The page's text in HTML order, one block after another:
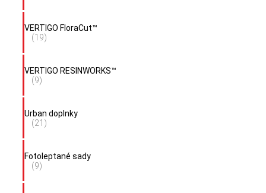
VERTIGO FloraCut™
(19)
VERTIGO RESINWORKS™
(9)
Urban doplnky
(21)
Fotoleptané sady
(9)